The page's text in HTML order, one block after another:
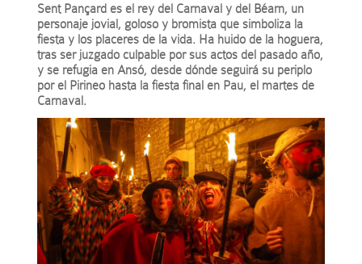
Sent Pançard es el rey del Carnaval y del Béarn, un
personaje jovial, goloso y bromista que simboliza la
fiesta y los placeres de la vida. Ha huido de la hoguera,
tras ser juzgado culpable por sus actos del pasado año,
y se refugia en Ansó, desde dónde seguirá su periplo
por el Pirineo hasta la fiesta final en Pau, el martes de
Carnaval.